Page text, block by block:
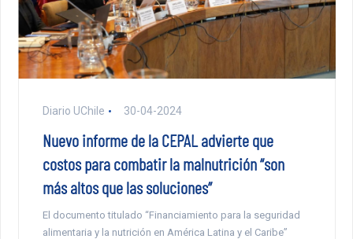
Diario UChile 30-04-2024
Nuevo informe de la CEPAL advierte que
costos para combatir la malnutrición “son
más altos que las soluciones”
El documento titulado “Financiamiento para la seguridad
alimentaria y la nutrición en América Latina y el Caribe”